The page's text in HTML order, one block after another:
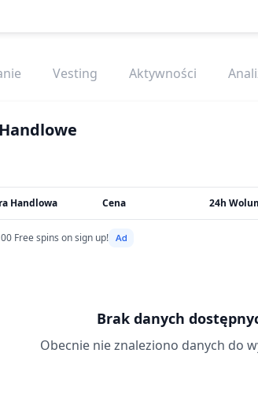
Vesting Aktywności
Handlowa Cena 24h
Free spins on sign up!
Brak danych
Obecnie nie znaleziono danych do